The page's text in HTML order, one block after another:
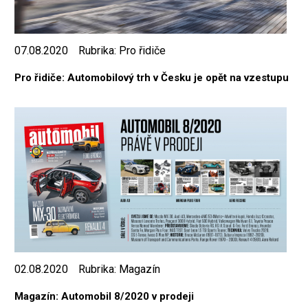
07.08.2020 Rubrika: Pro řidiče
Pro řidiče: Automobilový trh v Česku je opět na vzestupu
02.08.2020 Rubrika: Magazín
Magazín: Automobil 8/2020 v prodeji